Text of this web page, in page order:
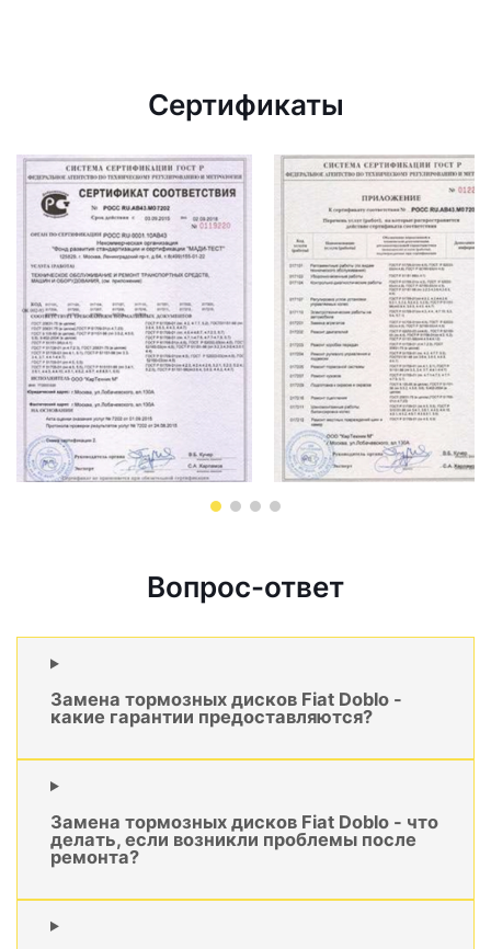
Сертификаты
Вопрос-ответ
Замена тормозных дисков Fiat Doblo -
какие гарантии предоставляются?
Замена тормозных дисков Fiat Doblo - что
делать, если возникли проблемы после
ремонта?